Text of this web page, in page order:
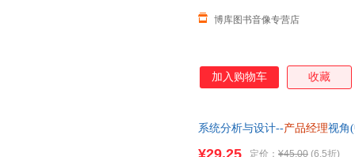
博库图书音像专营店
加入购物车 收藏
系统分析与设计--产品经理视角
¥29.25 定价： ¥45.00 (6.5折)